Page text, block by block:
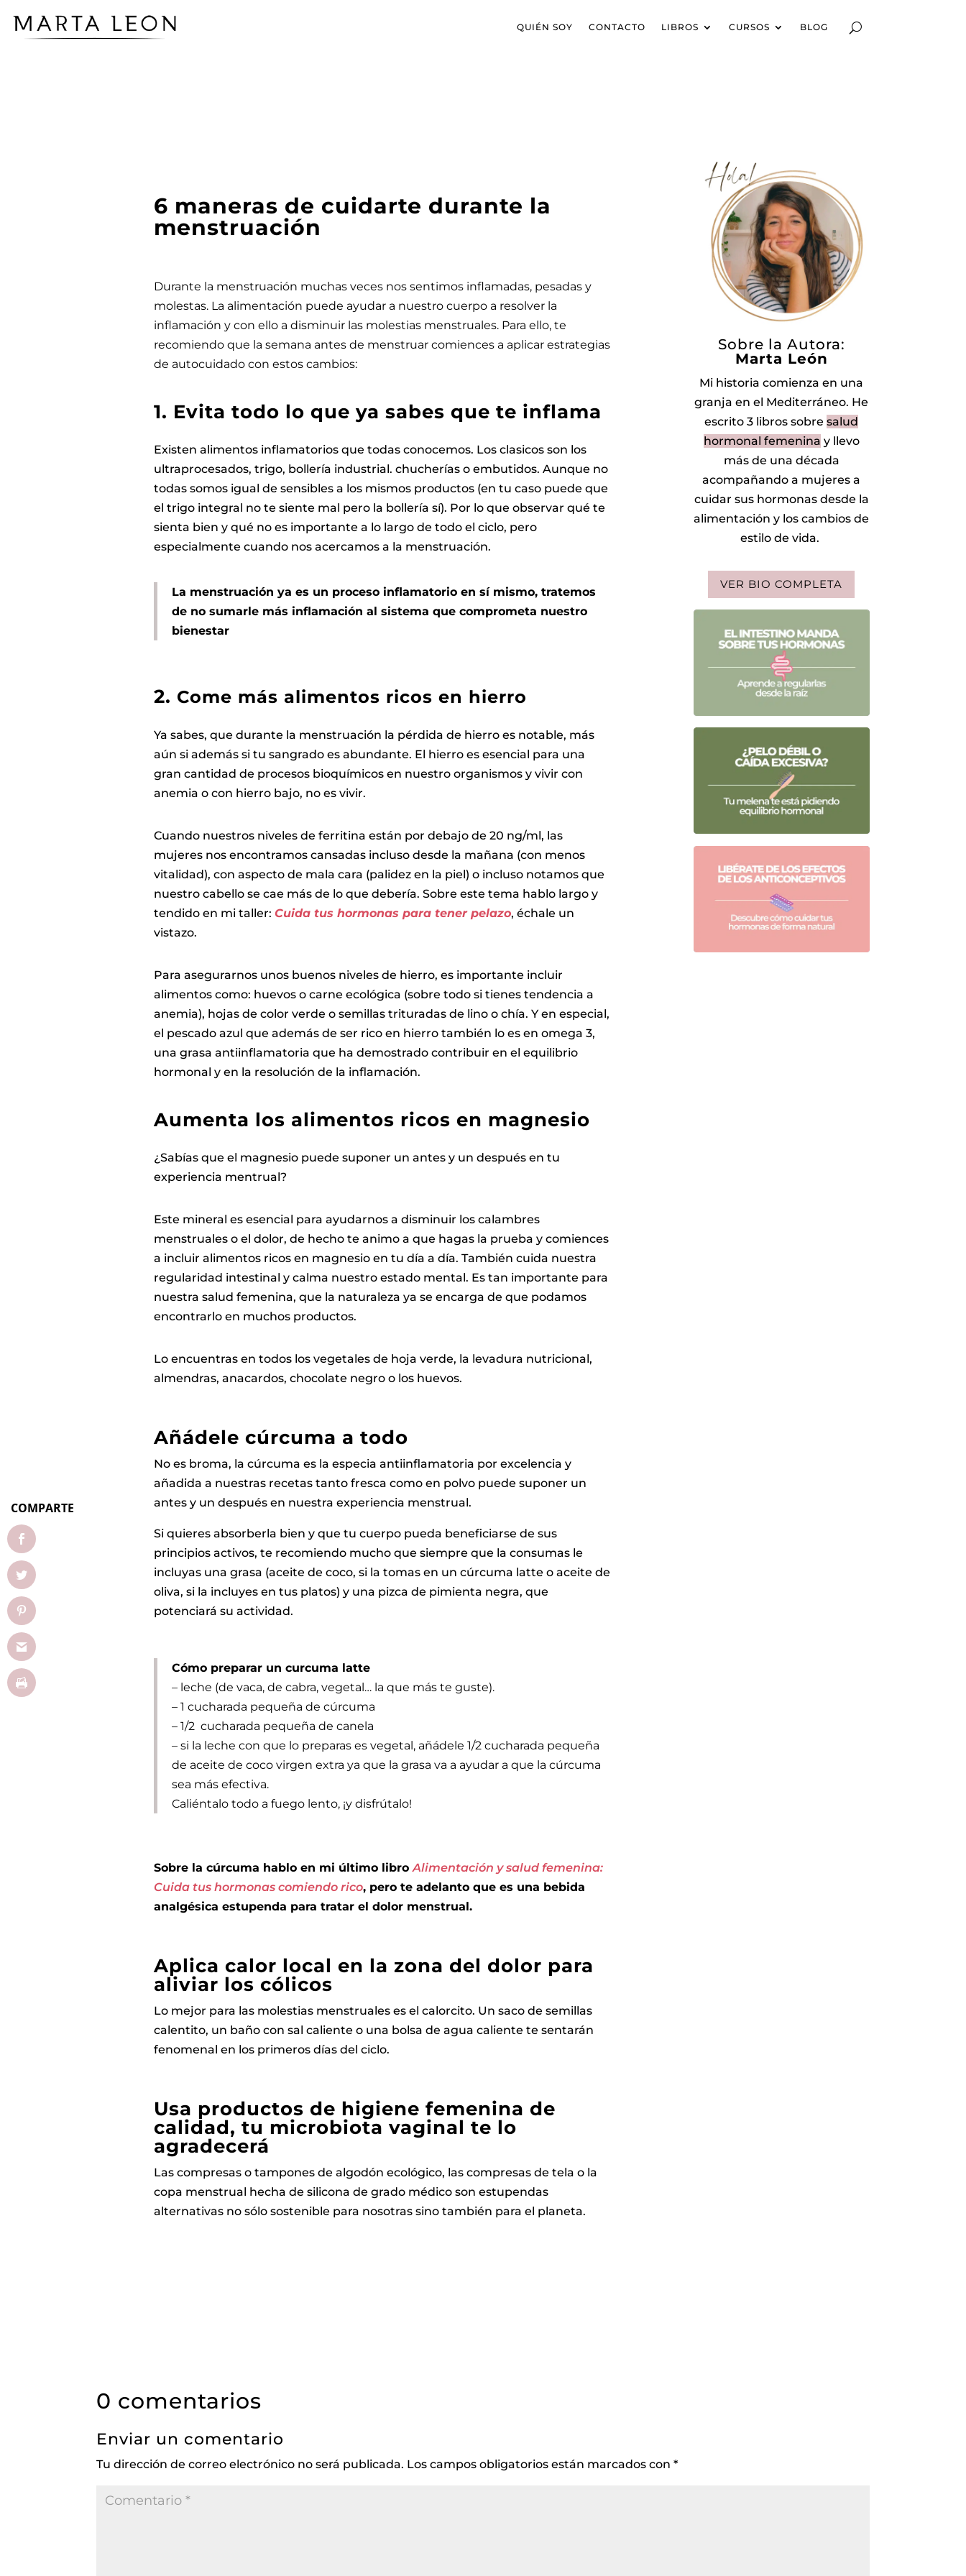
QUIÉN SOY CONTACTO LIBROS CURSOS BLOG
6 maneras de cuidarte durante la
menstruación
Durante la menstruación muchas veces nos sentimos inflamadas, pesadas y
molestas. La alimentación puede ayudar a nuestro cuerpo a resolver la
inflamación y con ello a disminuir las molestias menstruales. Para ello, te
recomiendo que la semana antes de menstruar comiences a aplicar estrategias
de autocuidado con estos cambios:
1. Evita todo lo que ya sabes que te inflama
Existen alimentos inflamatorios que todas conocemos. Los clasicos son los
ultraprocesados, trigo, bollería industrial. chucherías o embutidos. Aunque no
todas somos igual de sensibles a los mismos productos (en tu caso puede que
el trigo integral no te siente mal pero la bollería sí). Por lo que observar qué te
sienta bien y qué no es importante a lo largo de todo el ciclo, pero
especialmente cuando nos acercamos a la menstruación.
La menstruación ya es un proceso inflamatorio en sí mismo, tratemos
de no sumarle más inflamación al sistema que comprometa nuestro
bienestar
2. Come más alimentos ricos en hierro
Ya sabes, que durante la menstruación la pérdida de hierro es notable, más
aún si además si tu sangrado es abundante. El hierro es esencial para una
gran cantidad de procesos bioquímicos en nuestro organismos y vivir con
anemia o con hierro bajo, no es vivir.
Cuando nuestros niveles de ferritina están por debajo de 20 ng/ml, las
mujeres nos encontramos cansadas incluso desde la mañana (con menos
vitalidad), con aspecto de mala cara (palidez en la piel) o incluso notamos que
nuestro cabello se cae más de lo que debería. Sobre este tema hablo largo y
tendido en mi taller:Cuida tus hormonas para tener pelazo, échale un
vistazo.
Para asegurarnos unos buenos niveles de hierro, es importante incluir
alimentos como: huevos o carne ecológica (sobre todo si tienes tendencia a
anemia), hojas de color verde o semillas trituradas de lino o chía. Y en especial,
el pescado azul que además de ser rico en hierro también lo es en omega 3,
una grasa antiinflamatoria que ha demostrado contribuir en el equilibrio
hormonal y en la resolución de la inflamación.
Aumenta los alimentos ricos en magnesio
¿Sabías que el magnesio puede suponer un antes y un después en tu
experiencia mentrual?
Este mineral es esencial para ayudarnos a disminuir los calambres
menstruales o el dolor, de hecho te animo a que hagas la prueba y comiences
a incluir alimentos ricos en magnesio en tu día a día. También cuida nuestra
regularidad intestinal y calma nuestro estado mental. Es tan importante para
nuestra salud femenina, que la naturaleza ya se encarga de que podamos
encontrarlo en muchos productos.
Lo encuentras en todos los vegetales de hoja verde, la levadura nutricional,
almendras, anacardos, chocolate negro o los huevos.
Añádele cúrcuma a todo
No es broma, la cúrcuma es la especia antiinflamatoria por excelencia y
añadida a nuestras recetas tanto fresca como en polvo puede suponer un
antes y un después en nuestra experiencia menstrual.
Si quieres absorberla bien y que tu cuerpo pueda beneficiarse de sus
principios activos, te recomiendo mucho que siempre que la consumas le
incluyas una grasa (aceite de coco, si la tomas en un cúrcuma latte o aceite de
oliva, si la incluyes en tus platos) y una pizca de pimienta negra, que
potenciará su actividad.
Cómo preparar un curcuma latte
– leche (de vaca, de cabra, vegetal… la que más te guste).⁣⁣
– ⁣⁣1 cucharada pequeña decúrcuma ⁣⁣
– 1/2 cucharada pequeña de canela⁣⁣
– si la leche con que lo preparas es vegetal, añádele 1/2 cucharada pequeña
de aceite de coco virgen extra ya que la grasa va a ayudar a que la cúrcuma
sea más efectiva.⁣⁣
⁣⁣Caliéntalo todo a fuego lento, ¡y disfrútalo!⁣
Sobre la cúrcuma hablo en mi último libroAlimentación y salud femenina:
Cuida tus hormonas comiendo rico, pero te adelanto que es una bebida
analgésica estupenda para tratar el dolor menstrual.
Aplica calor local en la zona del dolor para
aliviar los cólicos
Lo mejor para las molestias menstruales es el calorcito. Un saco de semillas
calentito, un baño con sal caliente o una bolsa de agua caliente te sentarán
fenomenal en los primeros días del ciclo.
Usa productos de higiene femenina de
calidad, tu microbiota vaginal te lo
agradecerá
Las compresas o tampones de algodón ecológico, las compresas de tela o la
copa menstrual hecha de silicona de grado médico son estupendas
alternativas no sólo sostenible para nosotras sino también para el planeta.
Sobre la Autora:
Marta León
Mi historia comienza en una
granja en el Mediterráneo. He
escrito 3 libros sobre salud
hormonal femenina y llevo
más de una década
acompañando a mujeres a
cuidar sus hormonas desde la
alimentación y los cambios de
estilo de vida.
VER BIO COMPLETA
0 comentarios
Enviar un comentario
Tu dirección de correo electrónico no será publicada. Los campos obligatorios están marcados con*
COMPARTE